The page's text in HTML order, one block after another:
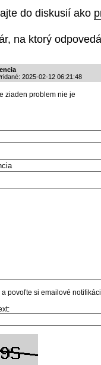
do diskusií ako
na ktorý
2025-02-12 06:21:48
ziaden problem nie je
a povoľte si emailové